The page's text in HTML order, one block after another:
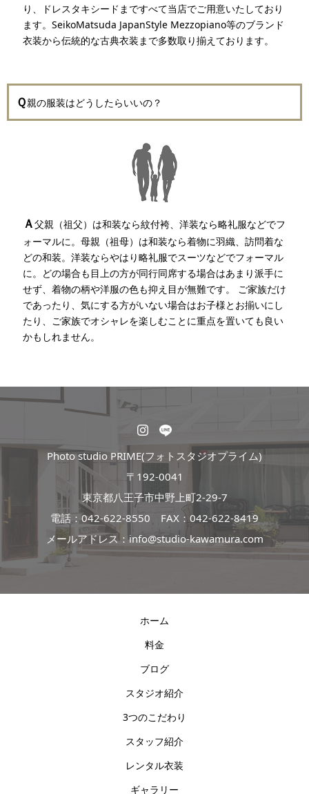
り、ドレスタキシードまですべて当店でご用意いたしており
ます。SeikoMatsuda JapanStyle Mezzopiano等のブランド
衣装から伝統的な古典衣装まで多数取り揃えております。
Ｑ親の服装はどうしたらいいの？
Ａ父親（祖父）は和装なら紋付袴、洋装なら略礼服などでフ
ォーマルに。母親（祖母）は和装なら着物に羽織、訪問着な
どの和装。洋装ならやはり略礼服でスーツなどでフォーマル
に。どの場合も目上の方が同行同席する場合はあまり派手に
せず、着物の柄や洋服の色も抑え目が無難です。 ご家族だけ
であったり、気にする方がいない場合はお子様とお揃いにし
たり、ご家族でオシャレを楽しむことに重点を置いても良い
かもしれません。
Photo studio PRIME(フォトスタジオプライム)
〒192-0041
東京都八王子市中野上町2-29-7
電話：042-622-8550 FAX：042-622-8419
メールアドレス：info@studio-kawamura.com
ホーム
料金
ブログ
スタジオ紹介
3つのこだわり
スタッフ紹介
レンタル衣装
ギャラリー